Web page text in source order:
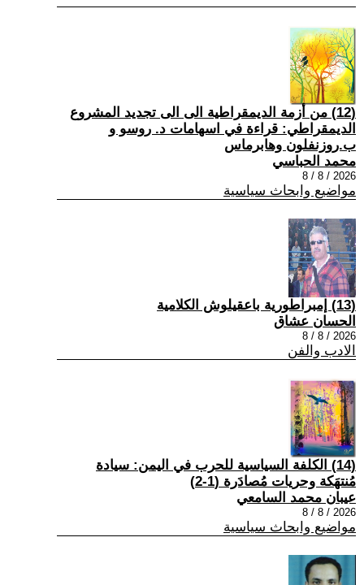
(12) من أزمة الديمقراطية الى الى تجديد المشروع
الديمقراطي: قراءة في اسهامات د. روسو و
ب.روزنفلون وهابرماس
محمد الحباسي
2026 / 8 / 8
مواضيع وابحاث سياسية
(13) إمبراطورية باعقيلوش الكلامية
الحسان عشاق
2026 / 8 / 8
الادب والفن
(14) الكلفة السياسية للحرب في اليمن: سيادة
مُنتهَكة وحريات مُصادَرة (1-2)
عيبان محمد السامعي
2026 / 8 / 8
مواضيع وابحاث سياسية